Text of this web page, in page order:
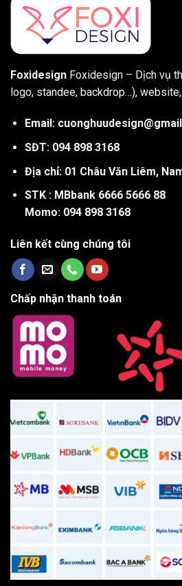
Foxidesign Foxidesign – Dịch vụ
logo, standee, backdrop…),
Email:
SĐT: 094 898 3168
Địa chỉ: 01 Châu Văn Liêm,
STK : MBbank 6666 5666 88
Momo: 094 898 3168
Liên kết cùng chúng tôi
Chấp nhận thanh toán